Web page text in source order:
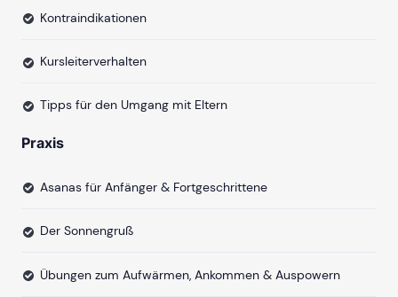
Kontraindikationen
Kursleiterverhalten
Tipps für den Umgang mit Eltern
Praxis
Asanas für Anfänger & Fortgeschrittene
Der Sonnengruß
Übungen zum Aufwärmen, Ankommen & Auspowern